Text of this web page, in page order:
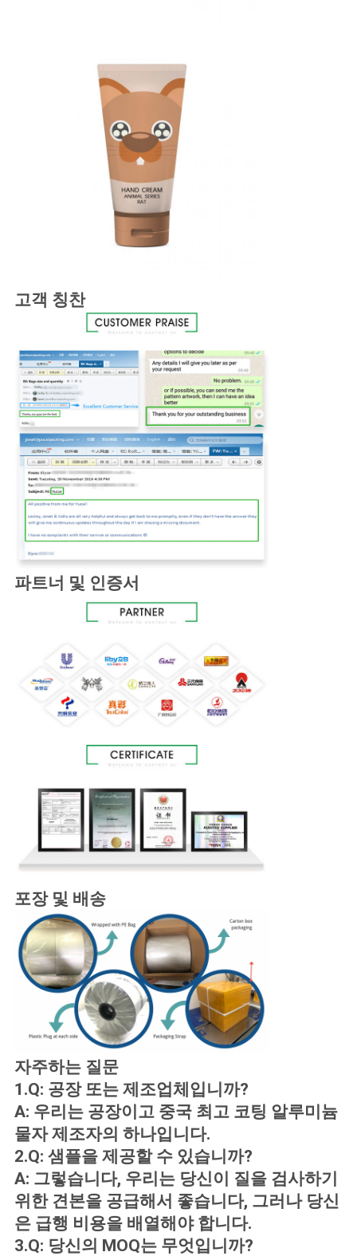
고객 칭찬
파트너 및 인증서
포장 및 배송
자주하는 질문
1.Q: 공장 또는 제조업체입니까?
A: 우리는 공장이고 중국 최고 코팅 알루미늄
물자 제조자의 하나입니다.
2.Q: 샘플을 제공할 수 있습니까?
A: 그렇습니다, 우리는 당신이 질을 검사하기
위한 견본을 공급해서 좋습니다, 그러나 당신
은 급행 비용을 배열해야 합니다.
3.Q: 당신의 MOQ는 무엇입니까?